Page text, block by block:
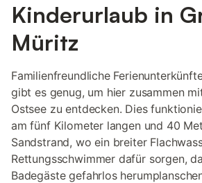
Kinderurlaub in
Müritz
Familienfreundliche
gibt es genug, um hier zusammen
Ostsee zu entdecken. Dies
am fünf Kilometer langen und 40
Sandstrand, wo ein breiter
Rettungsschwimmer dafür sorgen,
Badegäste gefahrlos